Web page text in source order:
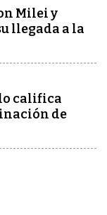
Milei y
llegada a la
califica
de